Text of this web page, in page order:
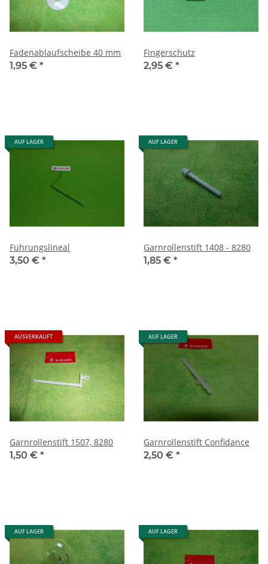
Fadenablaufscheibe 40 mm
1,95 € *
Fingerschutz
2,95 € *
AUF LAGER
Führungslineal
3,50 € *
AUF LAGER
Garnrollenstift 1408 - 8280
1,85 € *
AUSVERKAUFT
Garnrollenstift 1507, 8280
1,50 € *
AUF LAGER
Garnrollenstift Confidance
2,50 € *
AUF LAGER AUF LAGER